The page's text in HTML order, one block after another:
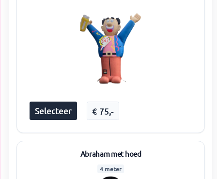
Selecteer € 75,-
Abraham met hoed
4 meter